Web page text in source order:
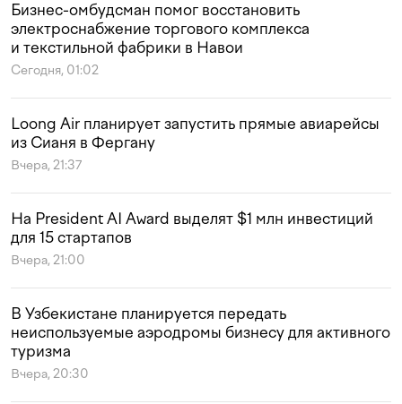
Бизнес-омбудсман помог восстановить
электроснабжение торгового комплекса
и текстильной фабрики в Навои
Сегодня, 01:02
Loong Air планирует запустить прямые авиарейсы
из Сианя в Фергану
Вчера, 21:37
На President AI Award выделят $1 млн инвестиций
для 15 стартапов
Вчера, 21:00
В Узбекистане планируется передать
неиспользуемые аэродромы бизнесу для активного
туризма
Вчера, 20:30